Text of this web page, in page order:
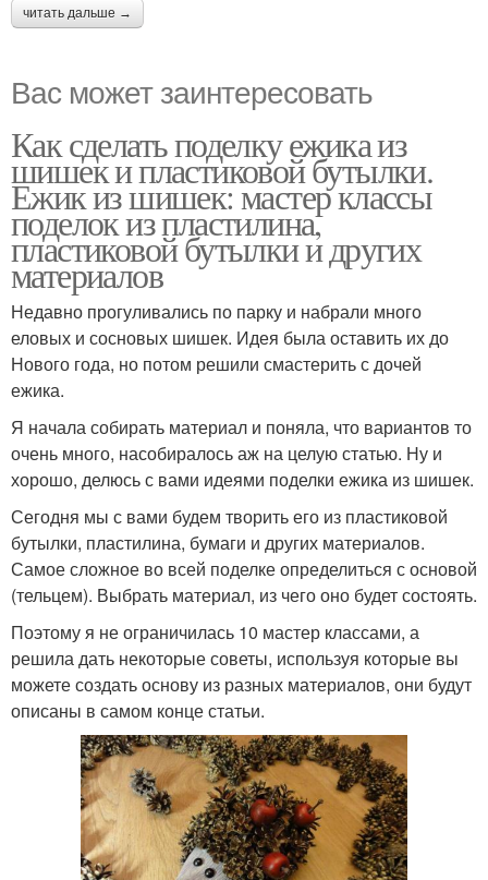
читать дальше →
Вас может заинтересовать
Как сделать поделку ежика из
шишек и пластиковой бутылки.
Ежик из шишек: мастер классы
поделок из пластилина,
пластиковой бутылки и других
материалов
Недавно прогуливались по парку и набрали много
еловых и сосновых шишек. Идея была оставить их до
Нового года, но потом решили смастерить с дочей
ежика.
Я начала собирать материал и поняла, что вариантов то
очень много, насобиралось аж на целую статью. Ну и
хорошо, делюсь с вами идеями поделки ежика из шишек.
Сегодня мы с вами будем творить его из пластиковой
бутылки, пластилина, бумаги и других материалов.
Самое сложное во всей поделке определиться с основой
(тельцем). Выбрать материал, из чего оно будет состоять.
Поэтому я не ограничилась 10 мастер классами, а
решила дать некоторые советы, используя которые вы
можете создать основу из разных материалов, они будут
описаны в самом конце статьи.